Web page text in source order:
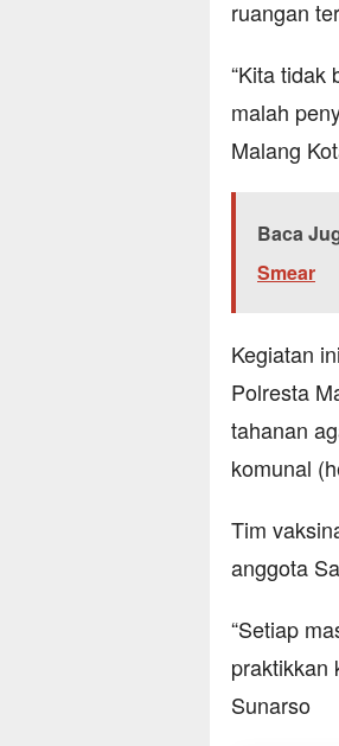
ruangan
“Kita tidak
malah
Malang
Baca
Smear
Kegiatan
Polresta
tahanan
komunal
Tim
anggota
“Setiap
praktikkan
Sunarso